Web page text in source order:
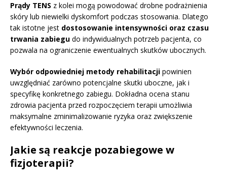
Prądy TENS z kolei mogą powodować drobne podrażnienia
skóry lub niewielki dyskomfort podczas stosowania. Dlatego
tak istotne jest dostosowanie intensywności oraz czasu
trwania zabiegu do indywidualnych potrzeb pacjenta, co
pozwala na ograniczenie ewentualnych skutków ubocznych.
Wybór odpowiedniej metody rehabilitacji powinien
uwzględniać zarówno potencjalne skutki uboczne, jak i
specyfikę konkretnego zabiegu. Dokładna ocena stanu
zdrowia pacjenta przed rozpoczęciem terapii umożliwia
maksymalne zminimalizowanie ryzyka oraz zwiększenie
efektywności leczenia.
Jakie są reakcje pozabiegowe w
fizjoterapii?